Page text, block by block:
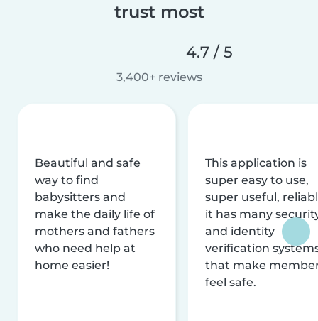
trust most
4.7 / 5
3,400+ reviews
Beautiful and safe
way to find
babysitters and
make the daily life of
mothers and fathers
who need help at
home easier!
This application is
super easy to use,
super useful,
it has many
and identity
verification
that make
feel safe.